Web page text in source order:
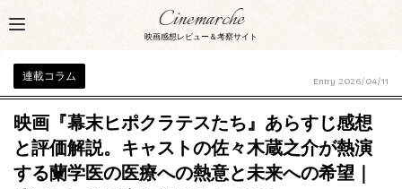
Cinemarche
映画感想レビュー＆考察サイト
連載コラム
Entry 2026/04/11
映画『幕末ヒポクラテスたち』あらすじ感想
と評価解説。キャストの佐々木蔵之介が熱演
する蘭学医の医療への熱意と未来への希望｜